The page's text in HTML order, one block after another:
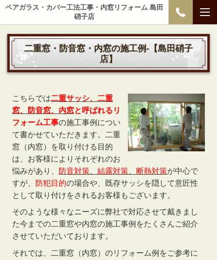
ペアガラス・カバー工法工事・内窓リフォーム 島田
硝子店
二重窓・防音窓・内窓の施工例-【島田硝子
店】
こちらでは二重サッシ、二重
窓、防音窓、内窓と呼ばれるリ
フォーム工事の施工事例につい
て書かせていただきます。二重
窓（内窓）を取り付ける目的
は、お客様によりそれぞれのお
悩みがあり、
防音対策 結露対策 断熱対策が中心で
すが、
防犯目的の場合や、既存サッシを隠して意匠性
として取り付けをされるお客様もございます。
そのような様々なニーズに弊社で対応させて戴きまし
た今までの二重窓や内窓の施工事例をたくさんご紹介
させていただいております。
それでは、二重窓（内窓）のリフォーム例をご参考に